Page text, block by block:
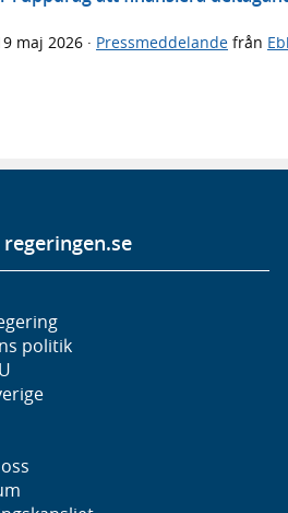
maj 2026 · Pressmeddelande från
politik